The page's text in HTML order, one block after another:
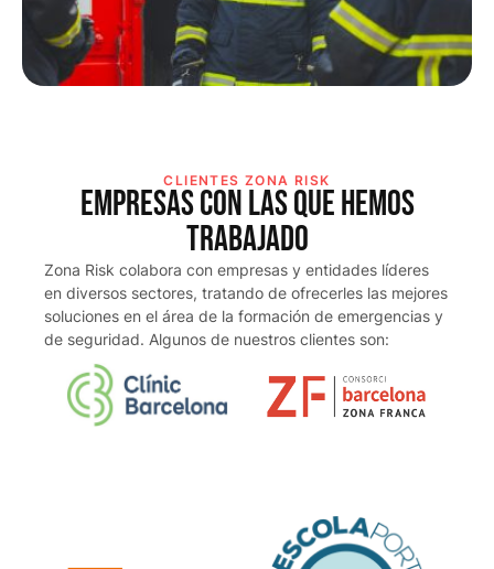
CLIENTES ZONA RISK
Empresas con las que hemos
trabajado
Zona Risk colabora con empresas y entidades líderes
en diversos sectores, tratando de ofrecerles las mejores
soluciones en el área de la formación de emergencias y
de seguridad. Algunos de nuestros clientes son: